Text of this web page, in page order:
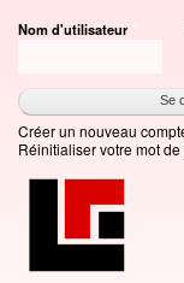
Nom d'utilisateur
Créer un nouveau
Réinitialiser votre mot